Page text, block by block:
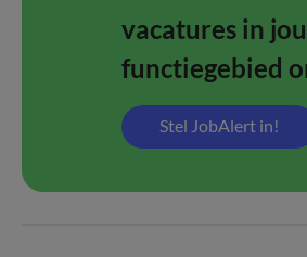
vacatures in
functiegebied
Stel JobAlert in!